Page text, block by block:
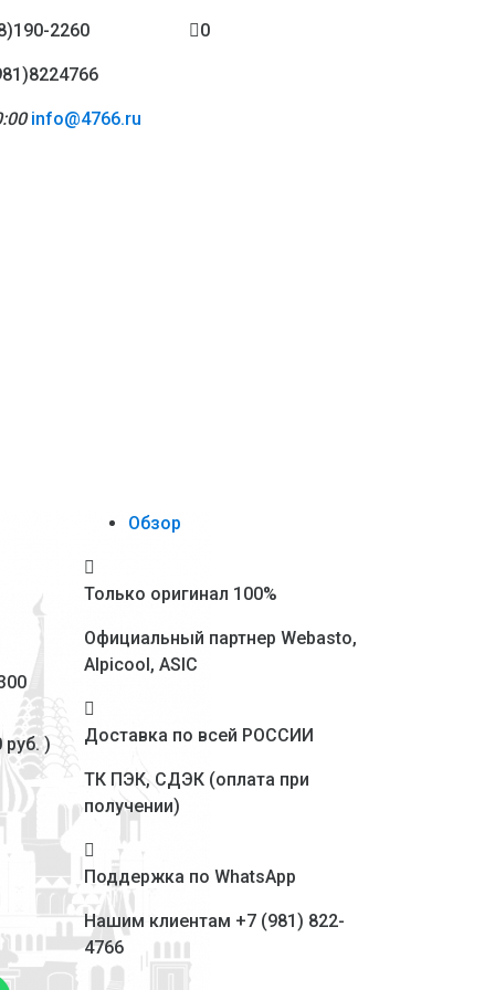
2260
info@4766.ru
0
руб.)
Обзор
Только оригинал 100%
Официальный партнер Webasto,
Alpicool, ASIC
Доставка по всей РОССИИ
ТК ПЭК, СДЭК (оплата при
получении)
Поддержка по WhatsApp
Нашим клиентам +7 (981) 822-
4766